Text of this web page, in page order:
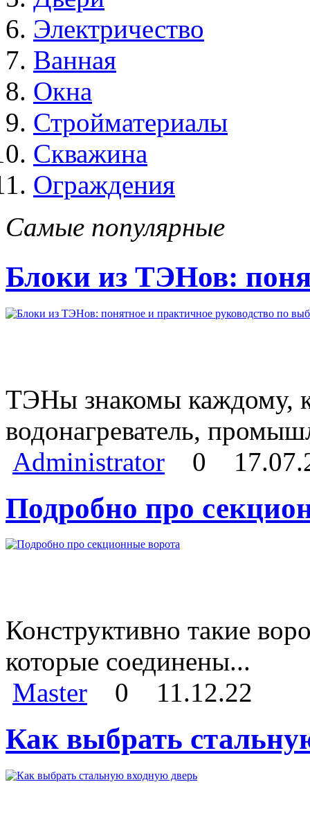
Электричество
Ванная
Окна
Стройматериалы
Скважина
Ограждения
Самые популярные
Блоки из ТЭНов:
ТЭНы знакомы каждому,
водонагреватель,
Administrator
0
Подробно про
Конструктивно такие
которые соединены...
Master
0 11.12.22
Как выбрать